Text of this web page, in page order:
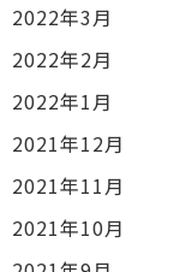
2022年3月
2022年2月
2022年1月
2021年12月
2021年11月
2021年10月